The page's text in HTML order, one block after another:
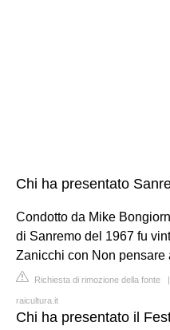
Chi ha presentato
Condotto da Mike
di Sanremo del 1967 fu
Zanicchi con Non pensare
Richiesta di rimozione della fonte
raicultura.it
Chi ha presentato il